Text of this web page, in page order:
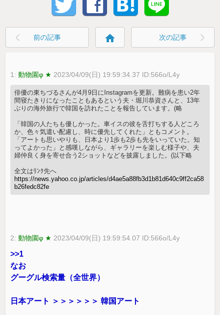
前の記事 home 次の記事
1:動物園φ ★ 2023/04/09(日) 19:59:34.37 ID:566o/L4y
俳優の東ちづるさんが4月9日にInstagramを更新。難病を患い2年
間寝たきりになったこともあるという夫・堀川恭資さんと、13年
ぶりの海外旅行で韓国を訪れたことを報告しています。(略
「韓国の人たちも優しかった。車イスの彼を舌打ちする人どころ
か、色々気遣い配慮し、時に優先してくれた」ともコメント。
「アートも思いやりも、日本より1歩も2歩も先をいっていた。知
ってよかった」と感嘆しながら、ギャラリーを楽しむ様子や、夫
婦仲良く身を寄せ合う2ショットなどを披露しました。(以下略
全文はﾘﾝｸ先へ
https://news.yahoo.co.jp/articles/d4ae5a88fb3d1b81d640c9ff2ca58
b26fedc82fe
2:動物園φ ★ 2023/04/09(日) 19:59:54.07 ID:566o/L4y
>>1
なお
グーグル検索量（全世界）
日本アート ＞＞＞＞＞＞ 韓国アート